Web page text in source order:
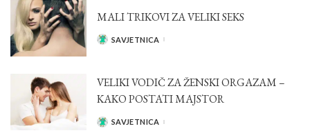
MALI TRIKOVI ZA VELIKI SEKS
POSTED
SAVJETNICA
VELIKI VODIČ ZA ŽENSKI ORGAZAM –
KAKO POSTATI MAJSTOR
POSTED
SAVJETNICA